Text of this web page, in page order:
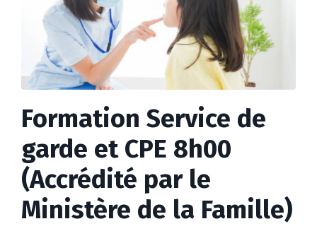
Formation Service de
garde et CPE 8h00
(Accrédité par le
Ministère de la Famille)